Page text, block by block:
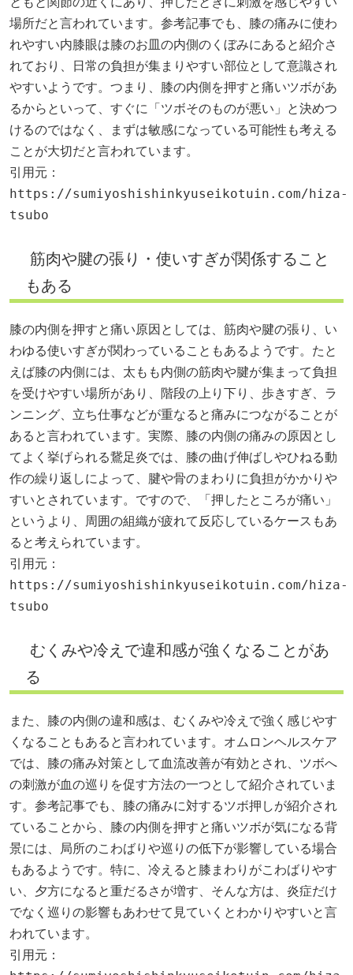
場所だと言われています。参考記事でも、膝の痛みに使わ
れやすい内膝眼は膝のお皿の内側のくぼみにあると紹介さ
れており、日常の負担が集まりやすい部位として意識され
やすいようです。つまり、膝の内側を押すと痛いツボがあ
るからといって、すぐに「ツボそのものが悪い」と決めつ
けるのではなく、まずは敏感になっている可能性も考える
ことが大切だと言われています。
引用元：
https://sumiyoshishinkyuseikotuin.com/hiza-
tsubo
筋肉や腱の張り・使いすぎが関係すること
もある
膝の内側を押すと痛い原因としては、筋肉や腱の張り、い
わゆる使いすぎが関わっていることもあるようです。たと
えば膝の内側には、太もも内側の筋肉や腱が集まって負担
を受けやすい場所があり、階段の上り下り、歩きすぎ、ラ
ンニング、立ち仕事などが重なると痛みにつながることが
あると言われています。実際、膝の内側の痛みの原因とし
てよく挙げられる鵞足炎では、膝の曲げ伸ばしやひねる動
作の繰り返しによって、腱や骨のまわりに負担がかかりや
すいとされています。ですので、「押したところが痛い」
というより、周囲の組織が疲れて反応しているケースもあ
ると考えられています。
引用元：
https://sumiyoshishinkyuseikotuin.com/hiza-
tsubo
むくみや冷えで違和感が強くなることがあ
る
また、膝の内側の違和感は、むくみや冷えで強く感じやす
くなることもあると言われています。オムロンヘルスケア
では、膝の痛み対策として血流改善が有効とされ、ツボへ
の刺激が血の巡りを促す方法の一つとして紹介されていま
す。参考記事でも、膝の痛みに対するツボ押しが紹介され
ていることから、膝の内側を押すと痛いツボが気になる背
景には、局所のこわばりや巡りの低下が影響している場合
もあるようです。特に、冷えると膝まわりがこわばりやす
い、夕方になると重だるさが増す、そんな方は、炎症だけ
でなく巡りの影響もあわせて見ていくとわかりやすいと言
われています。
引用元：